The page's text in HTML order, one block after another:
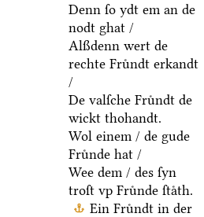
Denn ſo ydt em an de
nodt ghat /
Alßdenn wert de
rechte Fruͤndt erkandt
/
De valſche Fruͤndt de
wickt thohandt.
Wol einem / de gude
Fruͤnde hat /
Wee dem / des ſyn
troſt vp Fruͤnde ſtaͤth.
Ein Fruͤndt in der